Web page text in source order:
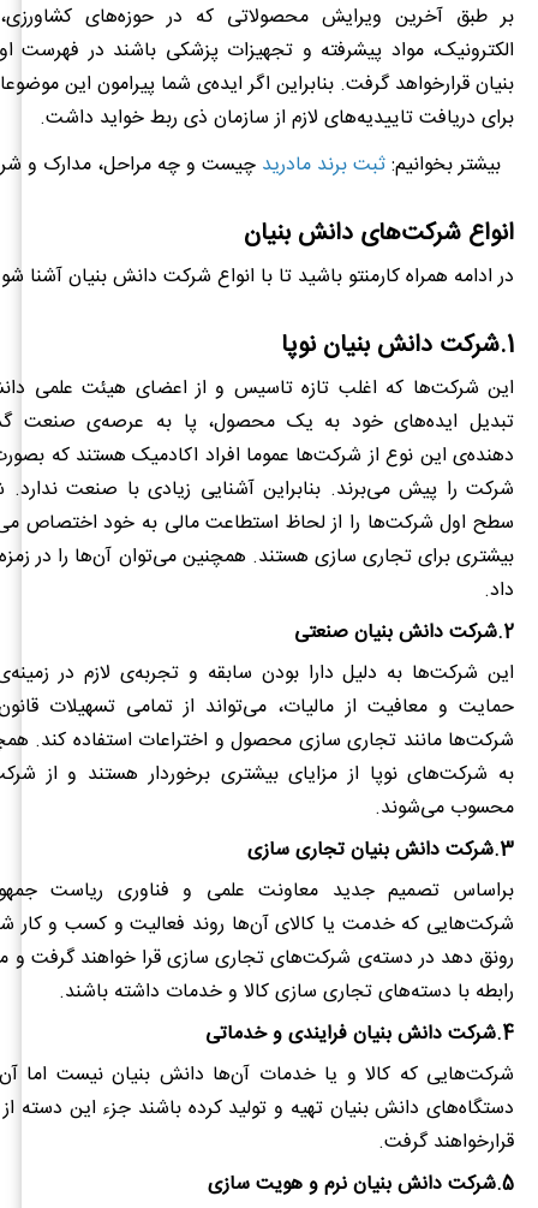
بر طبق آخرین ویرایش محصولاتی که در حوزه‌های کشاورزی،
الکترونیک، مواد پیشرفته و تجهیزات پزشکی باشند در
بنیان قرارخواهد گرفت. بنابراین اگر ایده‌ی شما پیرامون این
برای دریافت تاییدیه‌های لازم از سازمان ذی ربط خواید داشت.
بیشتر بخوانیم:ثبت برند مادرید چیست و چه مراحل، مدارک و
انواع شرکت‌های دانش بنیان
در ادامه همراه کارمنتو باشید تا با انواع شرکت دانش بنیان آشنا
1.شرکت دانش بنیان نوپا
این شرکت‌ها که اغلب تازه تاسیس و از اعضای هیئت علمی
تبدیل ایده‌های خود به یک محصول، پا به عرصه‌ی صنعت
دهنده‌ی این نوع از شرکت‌ها عموما افراد اکادمیک هستند که
شرکت را پیش می‌برند. بنابراین آشنایی زیادی با صنعت
سطح اول شرکت‌ها را از لحاظ استطاعت مالی به خود اختصاص
بیشتری برای تجاری سازی هستند. همچنین می‌توان آن‌ها را در
داد.
2.شرکت دانش بنیان صنعتی
این شرکت‌ها به دلیل دارا بودن سابقه و تجربه‌ی لازم در
حمایت و معافیت از مالیات، می‌تواند از تمامی تسهیلات
شرکت‌ها مانند تجاری سازی محصول و اختراعات استفاده کند.
به شرکت‌های نوپا از مزایای بیشتری برخوردار هستند و از
محسوب می‌شوند.
3.شرکت دانش بنیان تجاری سازی
براساس تصمیم جدید معاونت علمی و فناوری ریاست
شرکت‌هایی که خدمت یا کالای آن‌ها روند فعالیت و کسب و کار
رونق دهد در دسته‌ی شرکت‌های تجاری سازی قرا خواهند گرفت و
رابطه با دسته‌های تجاری سازی کالا و خدمات داشته باشند.
4.شرکت دانش بنیان فرایندی و خدماتی
شرکت‌هایی که کالا و یا خدمات آن‌ها دانش بنیان نیست اما آن
دستگاه‌های دانش بنیان تهیه و تولید کرده باشند جزء این دسته
قرارخواهند گرفت.
5.شرکت دانش بنیان نرم و هویت سازی